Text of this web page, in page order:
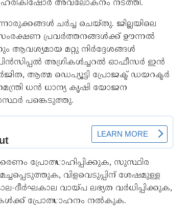
അവലോകനം നടത്തി.
ചർച്ച ചെയ്തു. ജില്ലയിലെ
സംരക്ഷണ പ്രവർത്തനങ്ങൾക്ക് ഊന്നൽ
മറ്റു നിർദ്ദേശങ്ങൾ
അഗ്രികൾച്ചറൽ ഓഫീസർ ഇൻ
ആത്മ ഡെപ്യൂട്ടി പ്രോജക്ട് ഡയറക്ടർ
ധൻ ധാന്യ കൃഷി യോജന
പങ്കെടുത്തു.
പ്രോത്സാഹിപ്പിക്കുക, സുസ്ഥിര
വിളവെടുപ്പിന് ശേഷമുള്ള
ദീർഘകാല വായ്പ ലഭ്യത വർധിപ്പിക്കുക,
പ്രോത്സാഹനം നൽകുക.